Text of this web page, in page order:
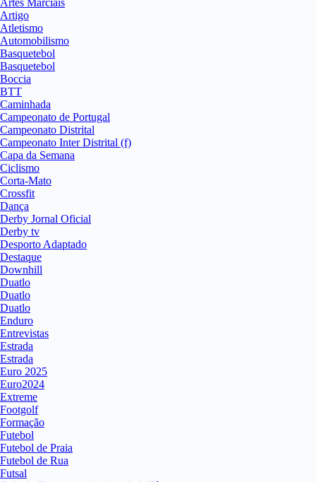
Artes Marciais
Artigo
Atletismo
Automobilismo
Basquetebol
Basquetebol
Boccia
BTT
Caminhada
Campeonato de Portugal
Campeonato Distrital
Campeonato Inter Distrital (f)
Capa da Semana
Ciclismo
Corta-Mato
Crossfit
Dança
Derby Jornal Oficial
Derby tv
Desporto Adaptado
Destaque
Downhill
Duatlo
Duatlo
Duatlo
Enduro
Entrevistas
Estrada
Estrada
Euro 2025
Euro2024
Extreme
Footgolf
Formação
Futebol
Futebol de Praia
Futebol de Rua
Futsal